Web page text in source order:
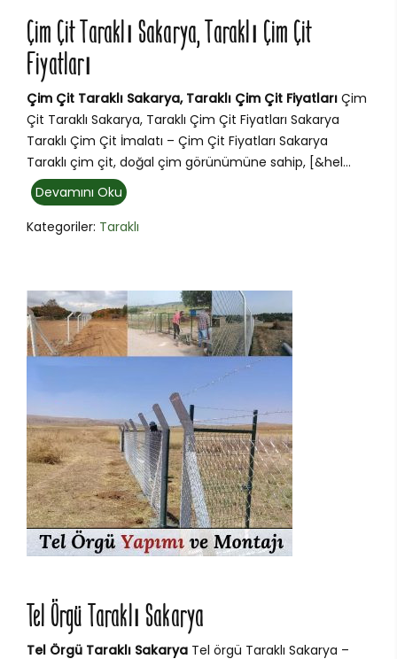
Çim Çit Taraklı Sakarya, Taraklı Çim Çit
Fiyatları
Çim Çit Taraklı Sakarya, Taraklı Çim Çit Fiyatları Çim
Çit Taraklı Sakarya, Taraklı Çim Çit Fiyatları Sakarya
Taraklı Çim Çit İmalatı – Çim Çit Fiyatları Sakarya
Taraklı çim çit, doğal çim görünümüne sahip, [&hel...
Devamını Oku
Kategoriler: Taraklı
Tel Örgü Taraklı Sakarya
Tel Örgü Taraklı Sakarya Tel örgü Taraklı Sakarya –